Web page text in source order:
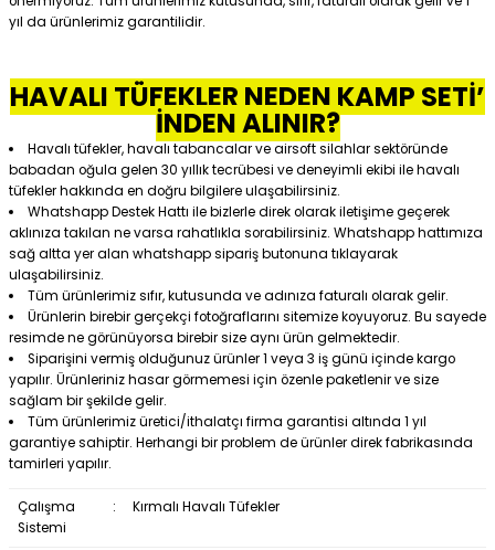
yıl da ürünlerimiz garantilidir.
HAVALI TÜFEKLER NEDEN KAMP SETİ’
İNDEN ALINIR?
Havalı tüfekler, havalı tabancalar ve airsoft silahlar sektöründe
babadan oğula gelen 30 yıllık tecrübesi ve deneyimli ekibi ile havalı
tüfekler hakkında en doğru bilgilere ulaşabilirsiniz.
Whatshapp Destek Hattı ile bizlerle direk olarak iletişime geçerek
aklınıza takılan ne varsa rahatlıkla sorabilirsiniz. Whatshapp hattımıza
sağ altta yer alan whatshapp sipariş butonuna tıklayarak
ulaşabilirsiniz.
Tüm ürünlerimiz sıfır, kutusunda ve adınıza faturalı olarak gelir.
Ürünlerin birebir gerçekçi fotoğraflarını sitemize koyuyoruz. Bu sayede
resimde ne görünüyorsa birebir size aynı ürün gelmektedir.
Siparişini vermiş olduğunuz ürünler 1 veya 3 iş günü içinde kargo
yapılır. Ürünleriniz hasar görmemesi için özenle paketlenir ve size
sağlam bir şekilde gelir.
Tüm ürünlerimiz üretici/ithalatçı firma garantisi altında 1 yıl
garantiye sahiptir. Herhangi bir problem de ürünler direk fabrikasında
tamirleri yapılır.
Çalışma
Sistemi
: Kırmalı Havalı Tüfekler